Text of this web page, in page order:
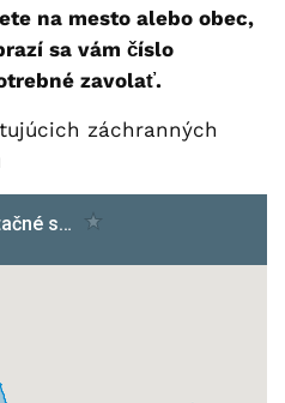
na mesto alebo obec,
sa vám číslo
zavolať.
záchranných